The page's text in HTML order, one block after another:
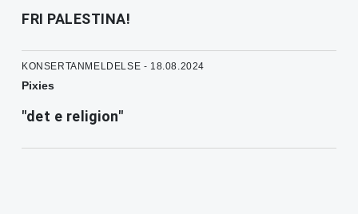
FRI PALESTINA!
KONSERTANMELDELSE - 18.08.2024
Pixies
"det e religion"